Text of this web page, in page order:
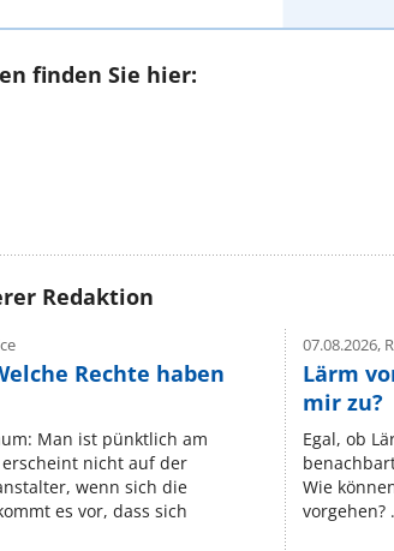
finden Sie hier:
Redaktion
Rechte haben
Man ist pünktlich am
nicht auf der
wenn sich die
es vor, dass sich
07.08.2026,
Lärm
mir zu?
Egal, ob
Wie
vorgehen?